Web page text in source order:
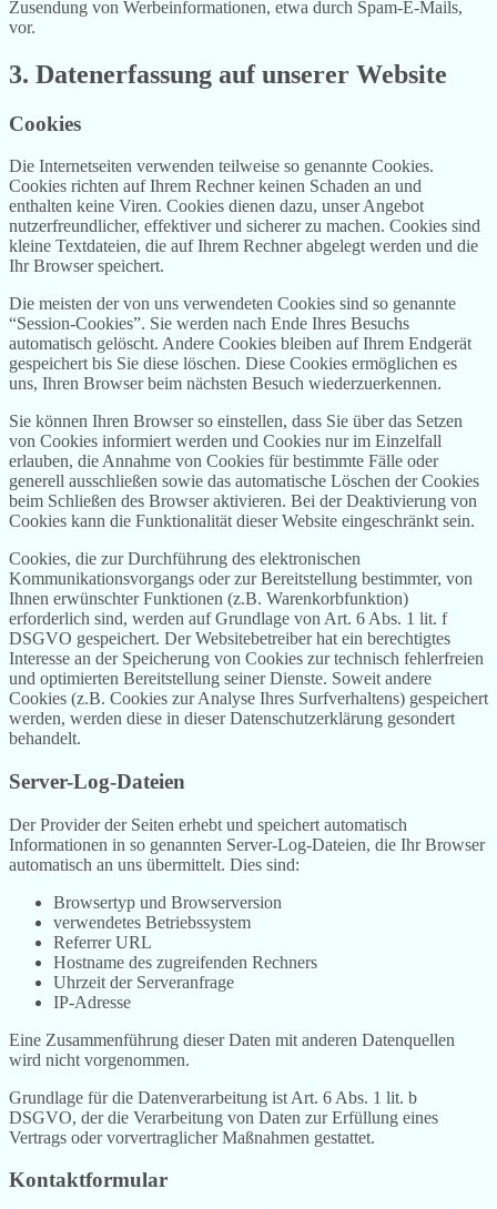
Zusendung von Werbeinformationen, etwa durch Spam-E-Mails,
vor.
3. Datenerfassung auf unserer Website
Cookies
Die Internetseiten verwenden teilweise so genannte Cookies.
Cookies richten auf Ihrem Rechner keinen Schaden an und
enthalten keine Viren. Cookies dienen dazu, unser Angebot
nutzerfreundlicher, effektiver und sicherer zu machen. Cookies sind
kleine Textdateien, die auf Ihrem Rechner abgelegt werden und die
Ihr Browser speichert.
Die meisten der von uns verwendeten Cookies sind so genannte
“Session-Cookies”. Sie werden nach Ende Ihres Besuchs
automatisch gelöscht. Andere Cookies bleiben auf Ihrem Endgerät
gespeichert bis Sie diese löschen. Diese Cookies ermöglichen es
uns, Ihren Browser beim nächsten Besuch wiederzuerkennen.
Sie können Ihren Browser so einstellen, dass Sie über das Setzen
von Cookies informiert werden und Cookies nur im Einzelfall
erlauben, die Annahme von Cookies für bestimmte Fälle oder
generell ausschließen sowie das automatische Löschen der Cookies
beim Schließen des Browser aktivieren. Bei der Deaktivierung von
Cookies kann die Funktionalität dieser Website eingeschränkt sein.
Cookies, die zur Durchführung des elektronischen
Kommunikationsvorgangs oder zur Bereitstellung bestimmter, von
Ihnen erwünschter Funktionen (z.B. Warenkorbfunktion)
erforderlich sind, werden auf Grundlage von Art. 6 Abs. 1 lit. f
DSGVO gespeichert. Der Websitebetreiber hat ein berechtigtes
Interesse an der Speicherung von Cookies zur technisch fehlerfreien
und optimierten Bereitstellung seiner Dienste. Soweit andere
Cookies (z.B. Cookies zur Analyse Ihres Surfverhaltens) gespeichert
werden, werden diese in dieser Datenschutzerklärung gesondert
behandelt.
Server-Log-Dateien
Der Provider der Seiten erhebt und speichert automatisch
Informationen in so genannten Server-Log-Dateien, die Ihr Browser
automatisch an uns übermittelt. Dies sind:
Browsertyp und Browserversion
verwendetes Betriebssystem
Referrer URL
Hostname des zugreifenden Rechners
Uhrzeit der Serveranfrage
IP-Adresse
Eine Zusammenführung dieser Daten mit anderen Datenquellen
wird nicht vorgenommen.
Grundlage für die Datenverarbeitung ist Art. 6 Abs. 1 lit. b
DSGVO, der die Verarbeitung von Daten zur Erfüllung eines
Vertrags oder vorvertraglicher Maßnahmen gestattet.
Kontaktformular